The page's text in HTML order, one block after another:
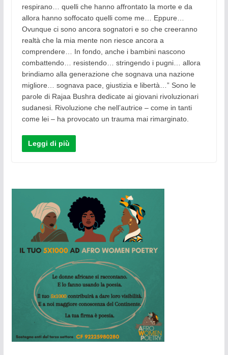
respirano… quelli che hanno affrontato la morte e da
allora hanno soffocato quelli come me… Eppure…
Ovunque ci sono ancora sognatori e so che creeranno
realtà che la mia mente non riesce ancora a
comprendere… In fondo, anche i bambini nascono
combattendo… resistendo… stringendo i pugni… allora
brindiamo alla generazione che sognava una nazione
migliore… sognava pace, giustizia e libertà…” Sono le
parole di Rajaa Bushra dedicate ai giovani rivoluzionari
sudanesi. Rivoluzione che nell’autrice – come in tanti
come lei – ha provocato un trauma mai rimarginato.
Leggi di più